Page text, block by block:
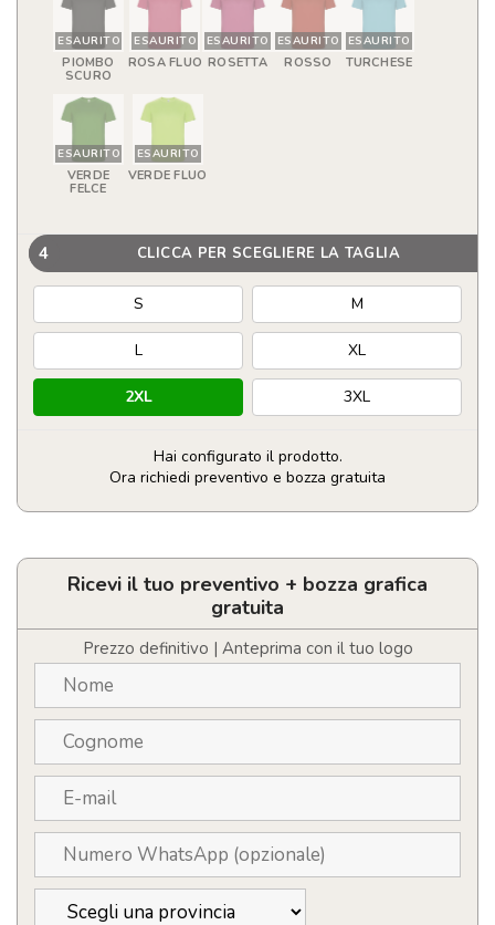
ESAURITO
PIOMBO
SCURO
ESAURITO
ROSA FLUO
ESAURITO
ROSETTA
ESAURITO
ROSSO
ESAURITO
TURCHESE
ESAURITO
VERDE
FELCE
ESAURITO
VERDE FLUO
4 CLICCA PER SCEGLIERE LA TAGLIA
S M
L XL
2XL 3XL
Hai configurato il prodotto.
Ora richiedi preventivo e bozza gratuita
Maglietta
personalizzata
quantità
Ricevi il tuo preventivo + bozza grafica
gratuita
Prezzo definitivo | Anteprima con il tuo logo